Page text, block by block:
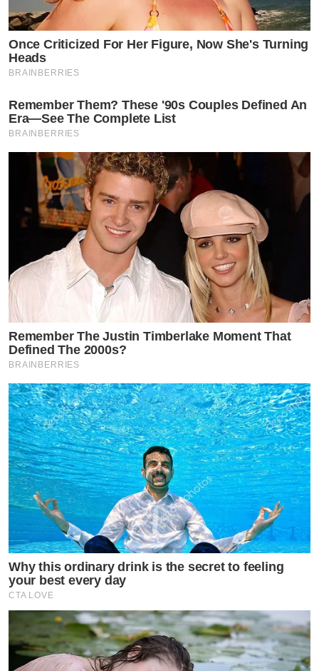
Once Criticized For Her Figure, Now She's Turning
Heads
BRAINBERRIES
Remember Them? These '90s Couples Defined An
Era—See The Complete List
BRAINBERRIES
Remember The Justin Timberlake Moment That
Defined The 2000s?
BRAINBERRIES
Why this ordinary drink is the secret to feeling
your best every day
CTA LOVE